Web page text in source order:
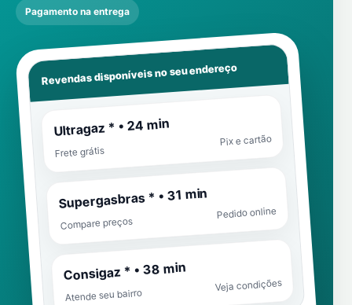
Pagamento na entrega
Revendas disponíveis no seu endereço
Ultragaz * • 24 min
Frete grátis
Pix e cartão
Supergasbras * • 31 min
Compare preços
Pedido online
Consigaz * • 38 min
Atende seu bairro
Veja condições